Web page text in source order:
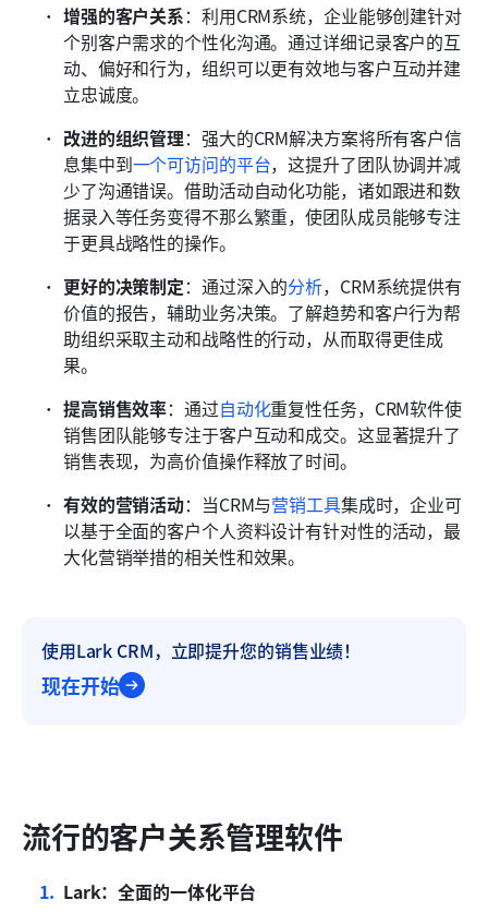
增强的客户关系：利用CRM系统，企业能够创建针对
个别客户需求的个性化沟通。通过详细记录客户的互
动、偏好和行为，组织可以更有效地与客户互动并建
立忠诚度。
改进的组织管理：强大的CRM解决方案将所有客户信
息集中到一个可访问的平台，这提升了团队协调并减
少了沟通错误。借助活动自动化功能，诸如跟进和数
据录入等任务变得不那么繁重，使团队成员能够专注
于更具战略性的操作。
更好的决策制定：通过深入的分析，CRM系统提供有
价值的报告，辅助业务决策。了解趋势和客户行为帮
助组织采取主动和战略性的行动，从而取得更佳成
果。
提高销售效率：通过自动化重复性任务，CRM软件使
销售团队能够专注于客户互动和成交。这显著提升了
销售表现，为高价值操作释放了时间。
有效的营销活动：当CRM与营销工具集成时，企业可
以基于全面的客户个人资料设计有针对性的活动，最
大化营销举措的相关性和效果。
使用Lark CRM，立即提升您的销售业绩！
现在开始
流行的客户关系管理软件
Lark：全面的一体化平台